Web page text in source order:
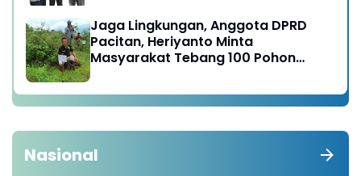
Jaga Lingkungan, Anggota DPRD
Pacitan, Heriyanto Minta
Masyarakat Tebang 100 Pohon
Nasional